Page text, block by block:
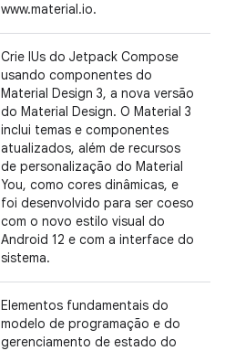
www.material.io.
Crie IUs do Jetpack Compose
usando componentes do
Material Design 3, a nova versão
do Material Design. O Material 3
inclui temas e componentes
atualizados, além de recursos
de personalização do Material
You, como cores dinâmicas, e
foi desenvolvido para ser coeso
com o novo estilo visual do
Android 12 e com a interface do
sistema.
Elementos fundamentais do
modelo de programação e do
gerenciamento de estado do